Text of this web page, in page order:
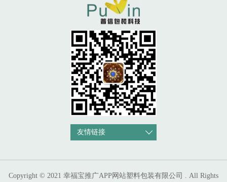
友情链接
Copyright © 2021 幸福宝推广APP网站塑料包装有限公司 . All Rights